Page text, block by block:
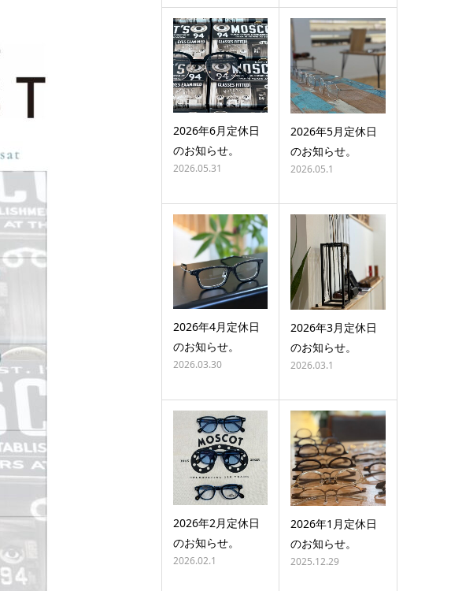
2026年6月定休日
のお知らせ。
2026.05.31
2026年5月定休日
のお知らせ。
2026.05.1
2026年4月定休日
のお知らせ。
2026.03.30
2026年3月定休日
のお知らせ。
2026.03.1
2026年2月定休日
のお知らせ。
2026.02.1
2026年1月定休日
のお知らせ。
2025.12.29